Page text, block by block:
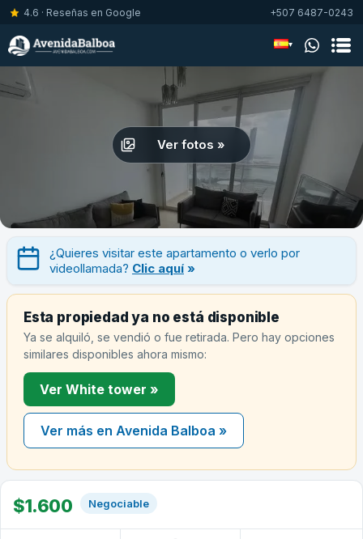
4.6 · Reseñas en Google +507 6487-0243
▾
Ver fotos »
¿Quieres visitar este apartamento o verlo por
videollamada? Clic aquí »
Esta propiedad ya no está disponible
Ya se alquiló, se vendió o fue retirada. Pero hay opciones
similares disponibles ahora mismo:
Ver White tower »
Ver más en Avenida Balboa »
$1.600 Negociable